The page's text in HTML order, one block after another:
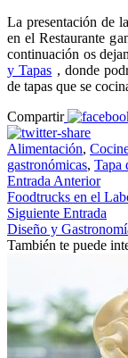
La presentación de
en el Restaurante
continuación os
y Tapas , donde
de tapas que se
Compartir
Alimentación,
gastronómicas, Tapa
Entrada Anterior
Foodtrucks en el
Siguiente Entrada
Diseño y
También te puede